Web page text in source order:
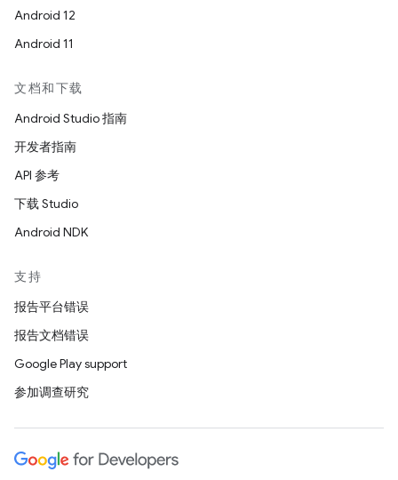
Android 12
Android 11
文档和下载
Android Studio 指南
开发者指南
API 参考
下载 Studio
Android NDK
支持
报告平台错误
报告文档错误
Google Play support
参加调查研究